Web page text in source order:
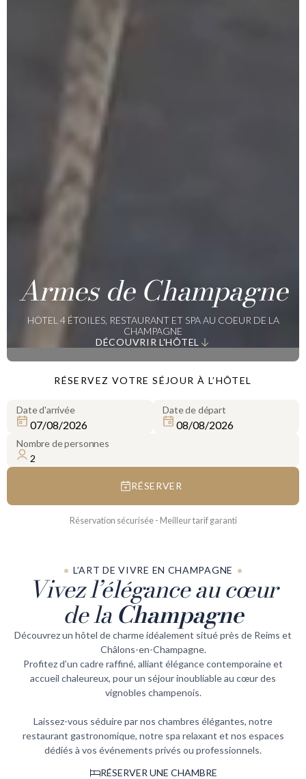
Armes de Champagne
HÔTEL 4 ÉTOILES, RESTAURANT ET SPA AU COEUR DE LA
CHAMPAGNE
DÉCOUVRIR L'HÔTEL
RÉSERVEZ VOTRE SÉJOUR À L’HÔTEL
Date d'arrivée Date de départ
Nombre de personnes
RÉSERVER
Réservation sécurisée - Meilleur tarif garanti
L’ART DE VIVRE EN CHAMPAGNE
Vivez l’élégance au cœur
de laChampagne
Découvrez un hôtel de charme idéalement situé près de Reims et
Châlons-en-Champagne.
Profitez d’un cadre raffiné, alliant élégance contemporaine et
accueil chaleureux, pour un séjour inoubliable au cœur des
vignobles champenois.
Laissez-vous séduire par nos chambres élégantes, notre
restaurant gastronomique, notre spa relaxant et nos espaces
dédiés à vos événements privés ou professionnels.
RÉSERVER UNE CHAMBRE